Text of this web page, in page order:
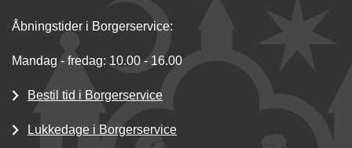
Åbningstider i Borgerservice:
Mandag - fredag: 10.00 - 16.00
Bestil tid i Borgerservice
Lukkedage i Borgerservice